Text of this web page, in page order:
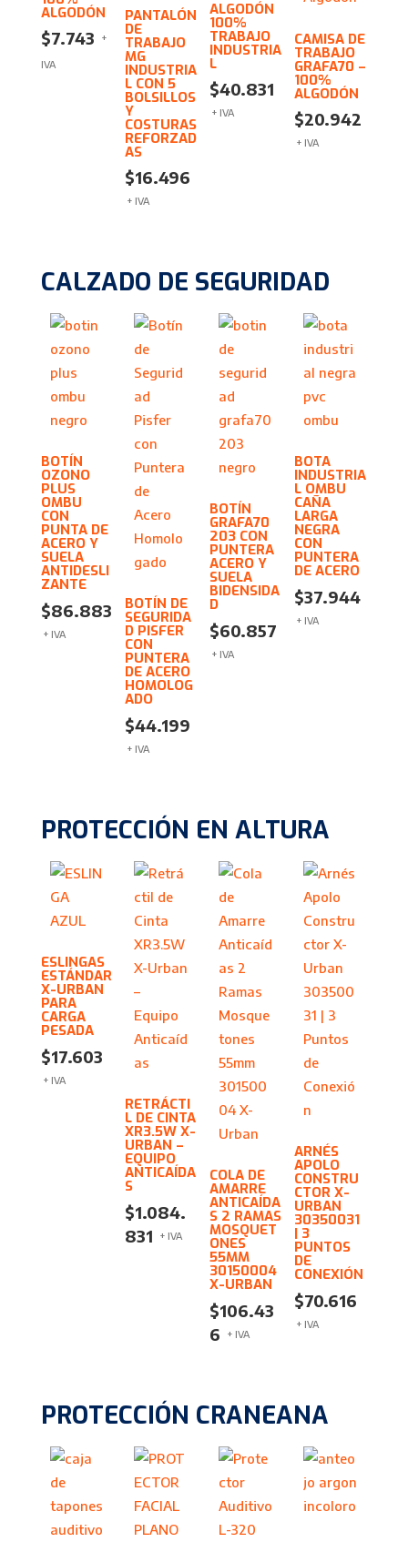
ALGODÓN
$7.743 +
IVA
PANTALÓN
DE
TRABAJO
MG
INDUSTRIA
L CON 5
BOLSILLOS
Y
COSTURAS
REFORZAD
AS
$16.496
+ IVA
ALGODÓN
100%
TRABAJO
INDUSTRIA
L
$40.831
+ IVA
CAMISA DE
TRABAJO
GRAFA70 –
100%
ALGODÓN
$20.942
+ IVA
CALZADO DE SEGURIDAD
BOTÍN
OZONO
PLUS
OMBU
CON
PUNTA DE
ACERO Y
SUELA
ANTIDESLI
ZANTE
$86.883
+ IVA
BOTÍN DE
SEGURIDA
D PISFER
CON
PUNTERA
DE ACERO
HOMOLOG
ADO
$44.199
+ IVA
BOTÍN
GRAFA70
203 CON
PUNTERA
ACERO Y
SUELA
BIDENSIDA
D
$60.857
+ IVA
BOTA
INDUSTRIA
L OMBU
CAÑA
LARGA
NEGRA
CON
PUNTERA
DE ACERO
$37.944
+ IVA
PROTECCIÓN EN ALTURA
ESLINGAS
ESTÁNDAR
X-URBAN
PARA
CARGA
PESADA
$17.603
+ IVA
RETRÁCTI
L DE CINTA
XR3.5W X-
URBAN –
EQUIPO
ANTICAÍDA
S
$1.084.
831
+ IVA
COLA DE
AMARRE
ANTICAÍDA
S 2 RAMAS
MOSQUET
ONES
55MM
30150004
X-URBAN
$106.43
6
+ IVA
ARNÉS
APOLO
CONSTRU
CTOR X-
URBAN
30350031
| 3
PUNTOS
DE
CONEXIÓN
$70.616
+ IVA
PROTECCIÓN CRANEANA